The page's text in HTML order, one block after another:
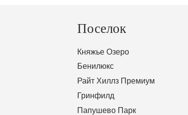
Поселок
Княжье Озеро
Бенилюкс
Райт Хиллз Премиум
Гринфилд
Папушево Парк